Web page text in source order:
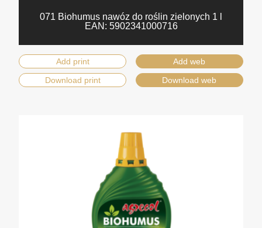
071 Biohumus nawóz do roślin zielonych 1 l
EAN: 5902341000716
Add print
Add web
Download print
Download web